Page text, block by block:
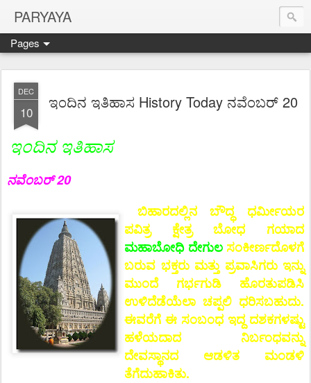
PARYAYA
Pages
DEC
10
ಇಂದಿನ ಇತಿಹಾಸ History Today ನವೆಂಬರ್ 20
ಇಂದಿನ ಇತಿಹಾಸ
ನವೆಂಬರ್ 20
ಬಿಹಾರದಲ್ಲಿನ ಬೌದ್ಧ ಧರ್ಮೀಯರ
ಪವಿತ್ರ ಕ್ಷೇತ್ರ ಬೋಧ ಗಯಾದ
ಮಹಾಬೋಧಿ ದೇಗುಲಸಂಕೀರ್ಣದೊಳಗೆ
ಬರುವ ಭಕ್ತರು ಮತ್ತು ಪ್ರವಾಸಿಗರು ಇನ್ನು
ಮುಂದೆ ಗರ್ಭಗುಡಿ ಹೊರತುಪಡಿಸಿ
ಉಳಿದೆಡೆಯೆಲಾ ಚಪ್ಪಲಿ ಧರಿಸಬಹುದು.
ಈವರೆಗೆ ಈ ಸಂಬಂಧ ಇದ್ದ ದಶಕಗಳಷ್ಟು
ಹಳೆಯದಾದ ನಿರ್ಬಂಧವನ್ನು
ದೇವಸ್ಥಾನದ ಆಡಳಿತ ಮಂಡಳಿ
ತೆಗೆದುಹಾಕಿತು.